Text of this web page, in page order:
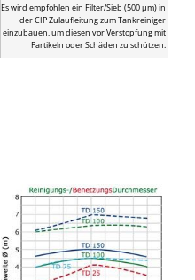
Es wird empfohlen ein Filter/Sieb (500 μm) in
der CIP Zulaufleitung zum Tankreiniger
einzubauen, um diesen vor Verstopfung mit
Partikeln oder Schäden zu schützen.